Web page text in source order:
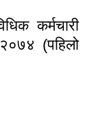
कर्मचारी
२०७४ (पहिलो